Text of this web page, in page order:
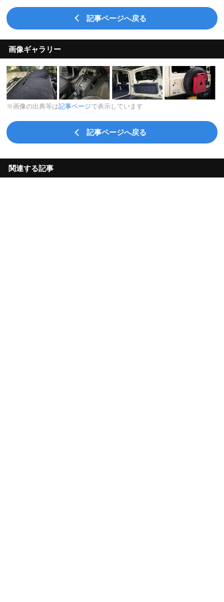
記事ページへ戻る
画像ギャラリー
※画像の出典等は記事ページで表示しています
記事ページへ戻る
関連する記事